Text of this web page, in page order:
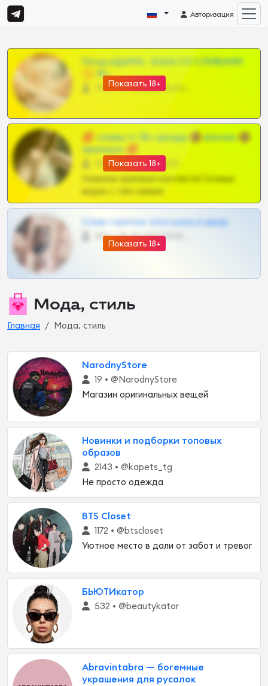
Авторизация
Показать 18+
Плод АДАМА - БАЗА СО СЛИВАМИ
🚫 18+
7195 •
Показать 18+
💋 сливы тг 18+ шкоды 🔞 вписки 🔞
премиум 💋
1391 •
Новинки премиум контента! Сочные
видео с тем самым
Показать 18+
Слив горячих альтушек и шкур
406 •
Мода, стиль
Главная Мода, стиль
NarodnyStore
19 • @NarodnyStore
Магазин оригинальных вещей
Новинки и подборки топовых
образов
2143 • @kapets_tg
Не просто одежда
BTS Closet
1172 • @btscloset
Уютное место в дали от забот и тревог
БЬЮТИкатор
532 • @beautykator
Abravintabra — богемные
украшения для русалок